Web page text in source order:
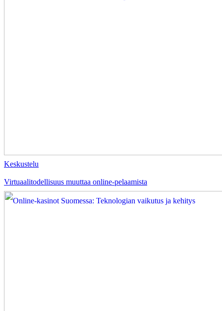
Keskustelu
Virtuaalitodellisuus muuttaa online-pelaamista